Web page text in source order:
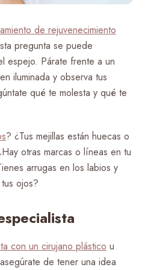
de rejuvenecimiento
pregunta se puede
espejo. Párate frente a un
iluminada y observa tus
qué te molesta y qué te
? ¿Tus mejillas están huecas o
otras marcas o líneas en tu
arrugas en los labios y
ojos?
con un cirujano plástico u
de tener una idea